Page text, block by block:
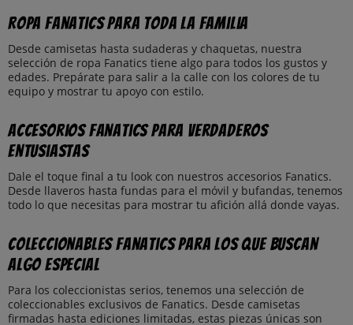
Ropa Fanatics para toda la familia
Desde camisetas hasta sudaderas y chaquetas, nuestra
selección de ropa Fanatics tiene algo para todos los gustos y
edades. Prepárate para salir a la calle con los colores de tu
equipo y mostrar tu apoyo con estilo.
Accesorios Fanatics para verdaderos
entusiastas
Dale el toque final a tu look con nuestros accesorios Fanatics.
Desde llaveros hasta fundas para el móvil y bufandas, tenemos
todo lo que necesitas para mostrar tu afición allá donde vayas.
Coleccionables Fanatics para los que buscan
algo especial
Para los coleccionistas serios, tenemos una selección de
coleccionables exclusivos de Fanatics. Desde camisetas
firmadas hasta ediciones limitadas, estas piezas únicas son